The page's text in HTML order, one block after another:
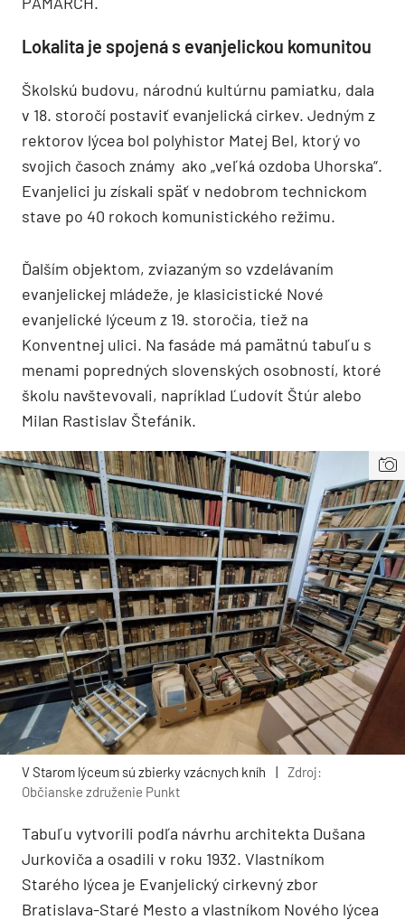
Lokalita je spojená s evanjelickou komunitou
Školskú budovu, národnú kultúrnu pamiatku, dala
v 18. storočí postaviť evanjelická cirkev. Jedným z
rektorov lýcea bol polyhistor Matej Bel, ktorý vo
svojich časoch známy ako „veľká ozdoba Uhorska“.
Evanjelici ju získali späť v nedobrom technickom
stave po 40 rokoch komunistického režimu.
Ďalším objektom, zviazaným so vzdelávaním
evanjelickej mládeže, je klasicistické Nové
evanjelické lýceum z 19. storočia, tiež na
Konventnej ulici. Na fasáde má pamätnú tabuľu s
menami popredných slovenských osobností, ktoré
školu navštevovali, napríklad Ľudovít Štúr alebo
Milan Rastislav Štefánik.
V Starom lýceum sú zbierky vzácnych kníh |
Zdroj:
Občianske združenie Punkt
Tabuľu vytvorili podľa návrhu architekta Dušana
Jurkoviča a osadili v roku 1932. Vlastníkom
Starého lýcea je Evanjelický cirkevný zbor
Bratislava-Staré Mesto a vlastníkom Nového lýcea